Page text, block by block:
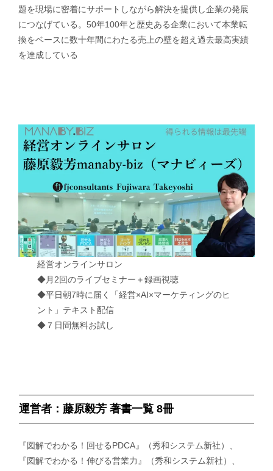
題を現場に密着にサポートしながら解決を提供し企業の発展
につなげている。50年100年と歴史ある企業において本業転
換をベースに数十年間にわたる売上の壁を超え過去最高実績
を達成している
経営オンラインサロン
◆月2回のライブセミナー＋録画視聴
◆平日朝7時に届く「経営×AI×マーケティングのヒ
ント」テキスト配信
◆７日間無料お試し
運営者：藤原毅芳 著書一覧 8冊
『図解でわかる！回せるPDCA』（秀和システム新社）、
『図解でわかる！伸びる営業力』（秀和システム新社）、